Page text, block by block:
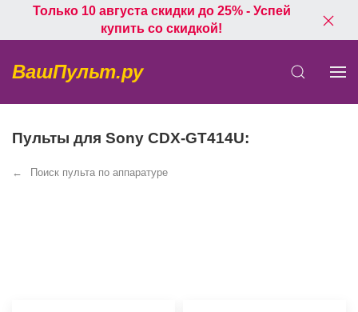
Только 10 августа скидки до 25% - Успей
купить со скидкой!
ВашПульт.ру
Пульты для Sony CDX-GT414U:
Поиск пульта по аппаратуре